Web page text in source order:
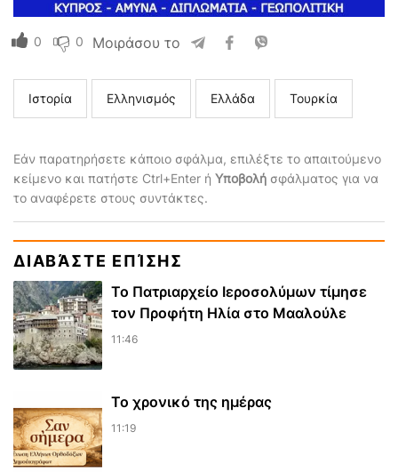
0 0 Μοιράσου το
Ιστορία Ελληνισμός Ελλάδα Τουρκία
Εάν παρατηρήσετε κάποιο σφάλμα, επιλέξτε το απαιτούμενο
κείμενο και πατήστε Ctrl+Enter ή Υποβολή σφάλματος για να
το αναφέρετε στους συντάκτες.
ΔΙΑΒΆΣΤΕ ΕΠΊΣΗΣ
Το Πατριαρχείο Ιεροσολύμων τίμησε
τον Προφήτη Ηλία στο Μααλούλε
11:46
Το χρονικό της ημέρας
11:19